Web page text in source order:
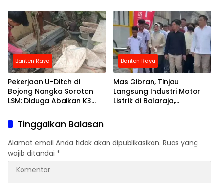
Penganiayaan, Tapi
Dugaan Pembungkaman
Pers
Banten Raya
Pekerjaan U-Ditch di
Bojong Nangka Sorotan
LSM: Diduga Abaikan K3
Banten Raya
Mas Gibran, Tinjau
Langsung Industri Motor
Listrik di Balaraja,
Tinggalkan Balasan
Alamat email Anda tidak akan dipublikasikan. Ruas yang
wajib ditandai *